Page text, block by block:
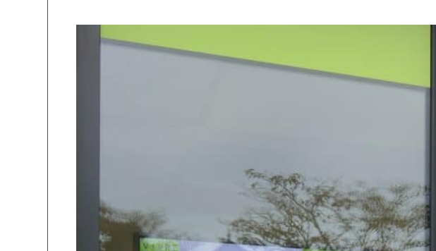
1 – VISIBLE DISPLAY
des contenus de
ou votre tablette via le logiciel Visible
2 – VERYBRIGHT